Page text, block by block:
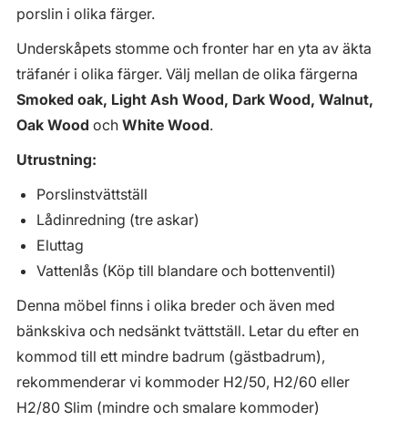
porslin i olika färger.
Underskåpets stomme och fronter har en yta av äkta
träfanér i olika färger. Välj mellan de olika färgerna
Smoked oak, Light Ash Wood, Dark Wood, Walnut,
Oak Wood och White Wood.
Utrustning:
Porslinstvättställ
Lådinredning (tre askar)
Eluttag
Vattenlås (Köp till blandare och bottenventil)
Denna möbel finns i olika breder och även med
bänkskiva och nedsänkt tvättställ. Letar du efter en
kommod till ett mindre badrum (gästbadrum),
rekommenderar vi kommoder H2/50, H2/60 eller
H2/80 Slim (mindre och smalare kommoder)